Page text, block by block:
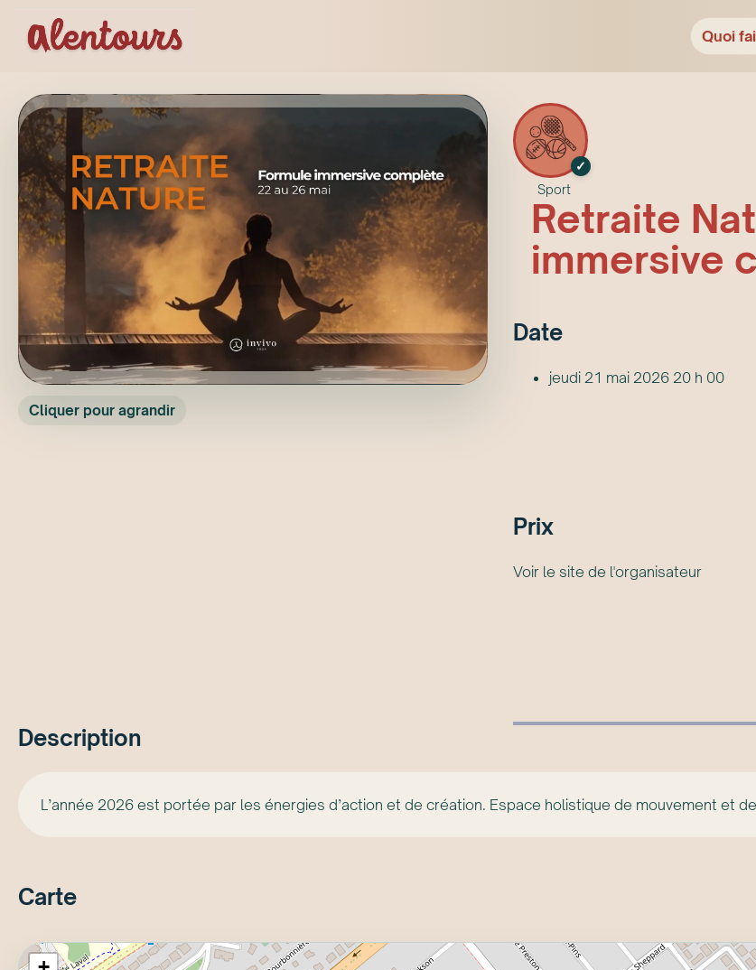
Quoi
Cliquer pour agrandir
✓
Sport
Retraite
immersive
Date
jeudi 21 mai 2026 20 h 00
Prix
Voir le site de l'organisateur
Description
L’année 2026 est portée par les énergies d’action et de création. Espace holistique de mouvement et
Carte